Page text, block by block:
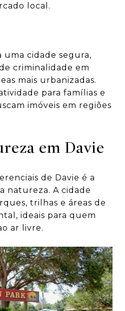
local.
uma cidade segura,
criminalidade em
mais urbanizadas.
para famílias e
imóveis em regiões
em Davie
de Davie é a
natureza. A cidade
trilhas e áreas de
ideais para quem
ar livre.